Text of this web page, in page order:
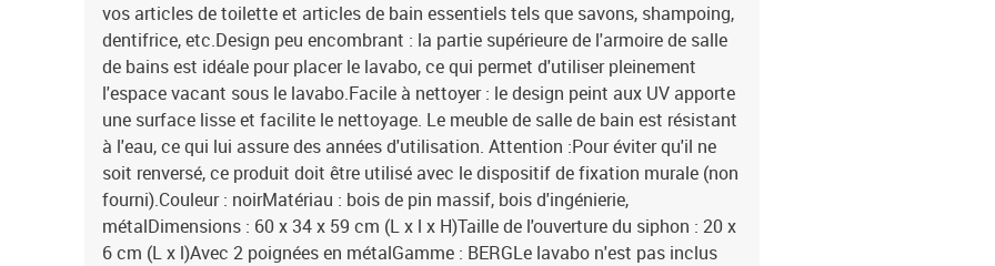
vos articles de toilette et articles de bain essentiels tels que savons, shampoing,
dentifrice, etc.Design peu encombrant : la partie supérieure de l'armoire de salle
de bains est idéale pour placer le lavabo, ce qui permet d'utiliser pleinement
l'espace vacant sous le lavabo.Facile à nettoyer : le design peint aux UV apporte
une surface lisse et facilite le nettoyage. Le meuble de salle de bain est résistant
à l'eau, ce qui lui assure des années d'utilisation. Attention :Pour éviter qu'il ne
soit renversé, ce produit doit être utilisé avec le dispositif de fixation murale (non
fourni).Couleur : noirMatériau : bois de pin massif, bois d'ingénierie,
métalDimensions : 60 x 34 x 59 cm (L x l x H)Taille de l'ouverture du siphon : 20 x
6 cm (L x l)Avec 2 poignées en métalGamme : BERGLe lavabo n'est pas inclus